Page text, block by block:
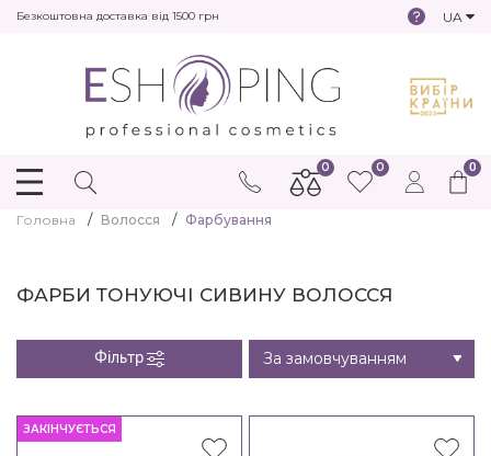
Безкоштовна доставка від 1500 грн UA
0
0 0
Головна Волосся Фарбування
ФАРБИ ТОНУЮЧІ СИВИНУ ВОЛОССЯ
Фільтр
ЗАКІНЧУЄТЬСЯ